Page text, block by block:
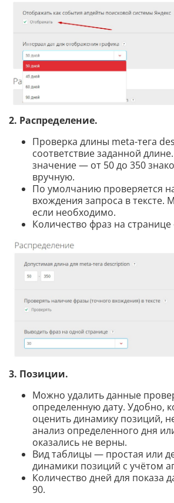
2. Распределение.
Проверка длины meta-тега
соответствие заданной
значение — от 50 до 350
вручную.
По умолчанию проверяется
вхождения запроса в тексте.
если необходимо.
Количество фраз на
3. Позиции.
Можно удалить данные
определенную дату. Удобно,
оценить динамику позиций,
анализ определенного дня
оказались не верны.
Вид таблицы — простая или
динамики позиций с учётом
Количество дней для показа
90.